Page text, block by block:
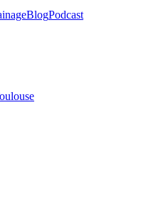
BlogPodcast